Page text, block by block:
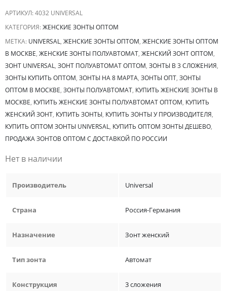
АРТИКУЛ:4032 UNIVERSAL
КАТЕГОРИЯ:ЖЕНСКИЕ ЗОНТЫ ОПТОМ
МЕТКА: UNIVERSAL, ЖЕНСКИЕ ЗОНТЫ ОПТОМ, ЖЕНСКИЕ ЗОНТЫ ОПТОМ
В МОСКВЕ, ЖЕНСКИЕ ЗОНТЫ ПОЛУАВТОМАТ, ЖЕНСКИЙ ЗОНТ ОПТОМ,
ЗОНТ UNIVERSAL, ЗОНТ ПОЛУАВТОМАТ ОПТОМ, ЗОНТЫ В 3 СЛОЖЕНИЯ,
ЗОНТЫ КУПИТЬ ОПТОМ, ЗОНТЫ НА 8 МАРТА, ЗОНТЫ ОПТ, ЗОНТЫ
ОПТОМ В МОСКВЕ, ЗОНТЫ ПОЛУАВТОМАТ, КУПИТЬ ЖЕНСКИЕ ЗОНТЫ В
МОСКВЕ, КУПИТЬ ЖЕНСКИЕ ЗОНТЫ ПОЛУАВТОМАТ ОПТОМ, КУПИТЬ
ЖЕНСКИЙ ЗОНТ, КУПИТЬ ЗОНТЫ, КУПИТЬ ЗОНТЫ У ПРОИЗВОДИТЕЛЯ,
КУПИТЬ ОПТОМ ЗОНТЫ UNIVERSAL, КУПИТЬ ОПТОМ ЗОНТЫ ДЕШЕВО,
ПРОДАЖА ЗОНТОВ ОПТОМ С ДОСТАВКОЙ ПО РОССИИ
Нет в наличии
Производитель Universal
Страна Россия-Германия
Назначение Зонт женский
Тип зонта Автомат
Конструкция 3 сложения